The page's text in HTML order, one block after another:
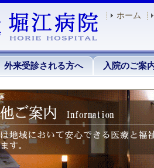
ホーム
外来受診される方へ 入院のご案